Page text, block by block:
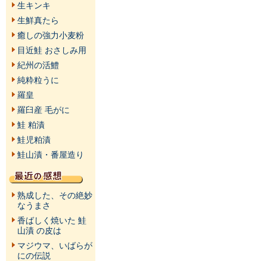
生キンキ
生鮮真たら
癒しの強力小麦粉
目近鮭 おさしみ用
紀州の活鱧
純粋粒うに
羅皇
羅臼産 毛がに
鮭 粕漬
鮭児粕漬
鮭山漬・番屋造り
熟成した、その絶妙
なうまさ
香ばしく焼いた 鮭
山漬 の皮は
マジウマ、いばらが
にの伝説